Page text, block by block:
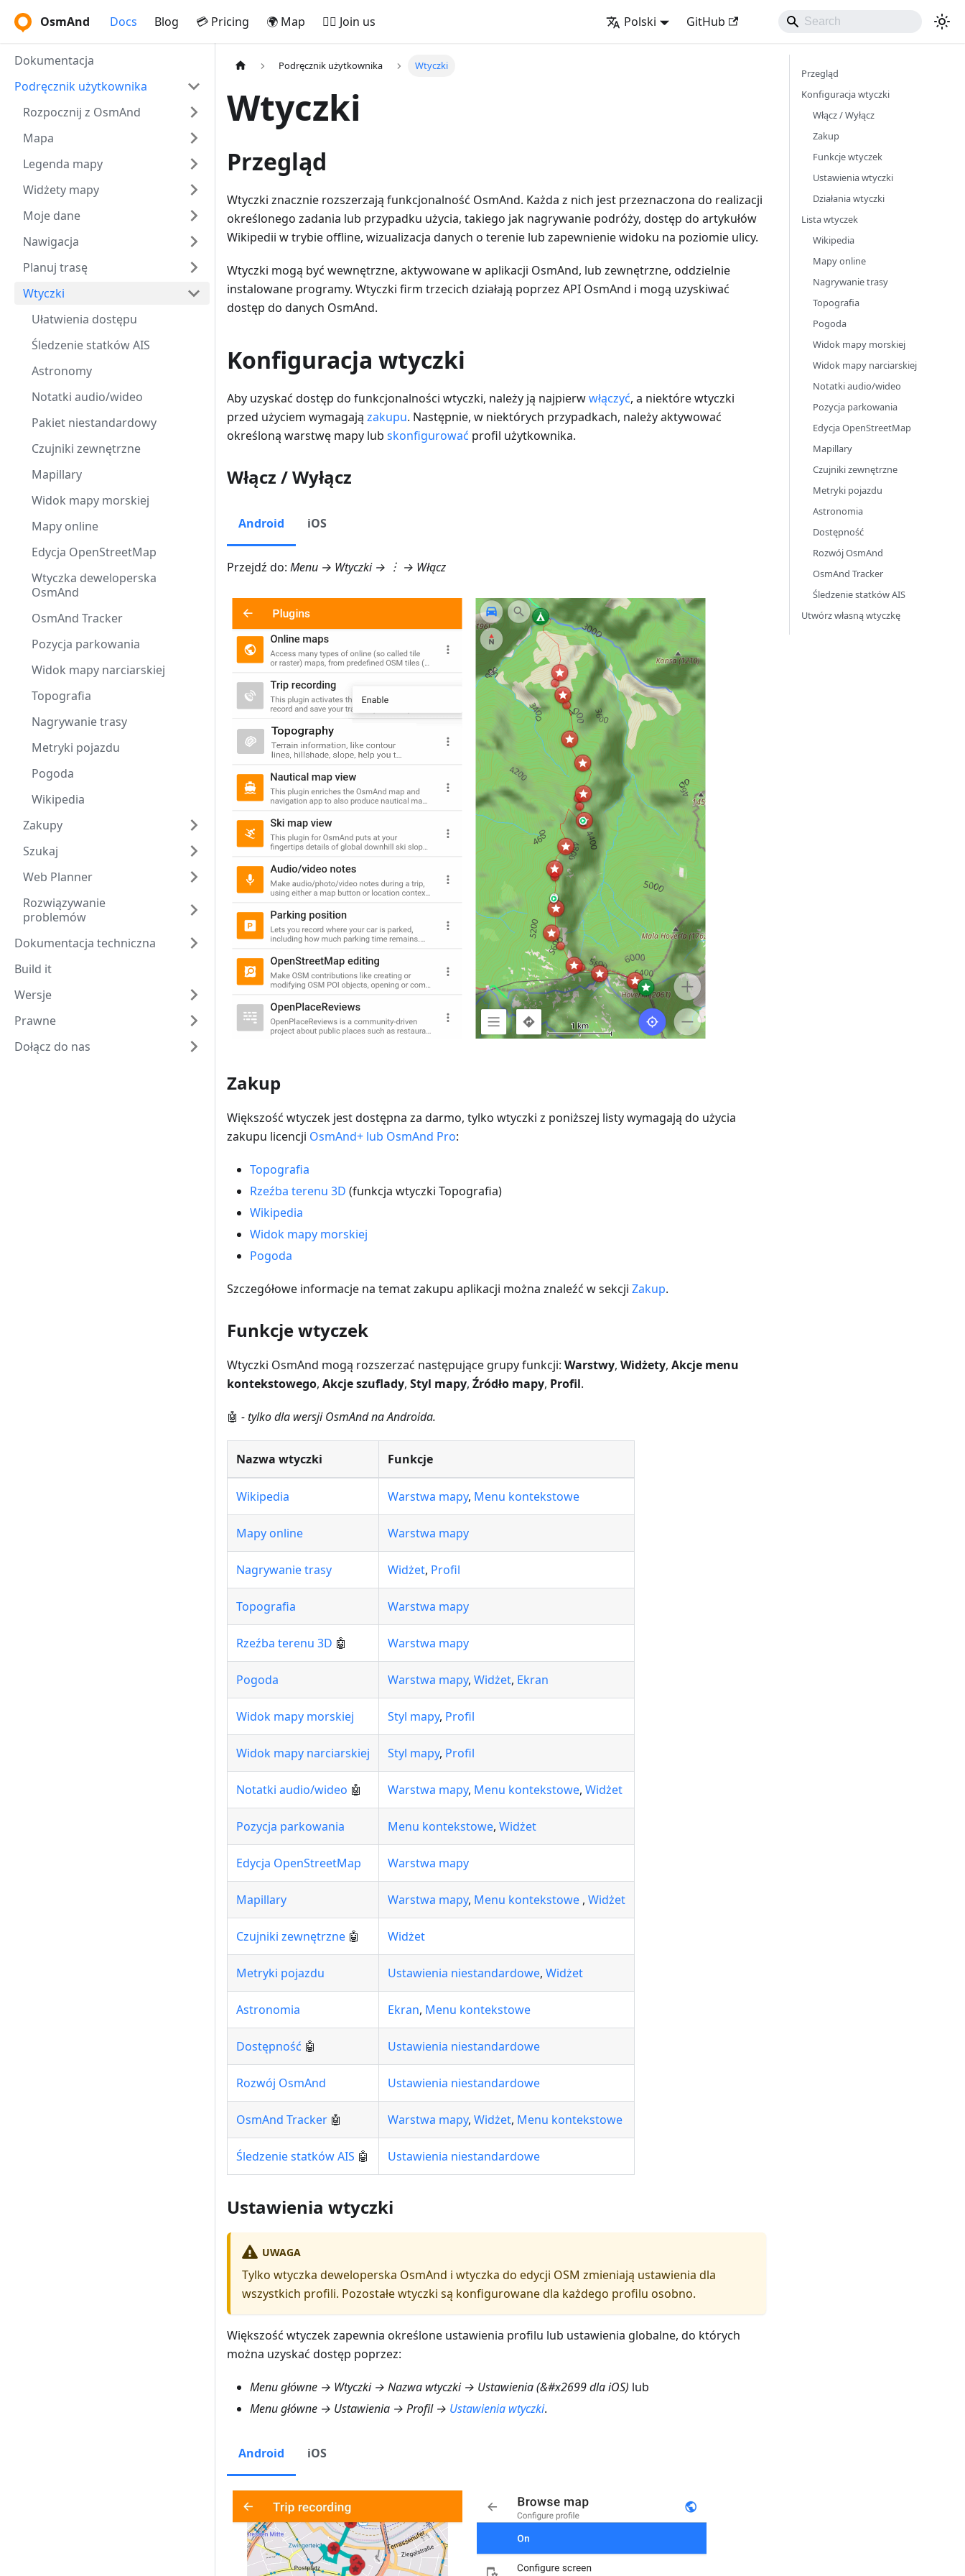
OsmAnd Docs Blog 💳 Pricing 🌍 Map 🚵‍♂️ Join us Polski GitHub
Dokumentacja
Podręcznik użytkownika
Rozpocznij z OsmAnd
Mapa
Legenda mapy
Widżety mapy
Moje dane
Nawigacja
Planuj trasę
Wtyczki
Ułatwienia dostępu
Śledzenie statków AIS
Astronomy
Notatki audio/wideo
Pakiet niestandardowy
Czujniki zewnętrzne
Mapillary
Widok mapy morskiej
Mapy online
Edycja OpenStreetMap
Wtyczka deweloperska
OsmAnd
OsmAnd Tracker
Pozycja parkowania
Widok mapy narciarskiej
Topografia
Nagrywanie trasy
Metryki pojazdu
Pogoda
Wikipedia
Zakupy
Szukaj
Web Planner
Rozwiązywanie
problemów
Dokumentacja techniczna
Build it
Wersje
Prawne
Dołącz do nas
Podręcznik użytkownika Wtyczki
Wtyczki
Przegląd
Wtyczki znacznie rozszerzają funkcjonalność OsmAnd. Każda z nich jest przeznaczona do realizacji
określonego zadania lub przypadku użycia, takiego jak nagrywanie podróży, dostęp do artykułów
Wikipedii w trybie offline, wizualizacja danych o terenie lub zapewnienie widoku na poziomie ulicy.
Wtyczki mogą być wewnętrzne, aktywowane w aplikacji OsmAnd, lub zewnętrzne, oddzielnie
instalowane programy. Wtyczki firm trzecich działają poprzez API OsmAnd i mogą uzyskiwać
dostęp do danych OsmAnd.
Konfiguracja wtyczki
Aby uzyskać dostęp do funkcjonalności wtyczki, należy ją najpierwwłączyć, a niektóre wtyczki
przed użyciem wymagają zakupu. Następnie, w niektórych przypadkach, należy aktywować
określoną warstwę mapy lub skonfigurować profil użytkownika.
Włącz / Wyłącz
Android iOS
Przejdź do: Menu → Wtyczki→ ︙ → Włącz
Zakup
Większość wtyczek jest dostępna za darmo, tylko wtyczki z poniższej listy wymagają do użycia
zakupu licencji OsmAnd+ lub OsmAnd Pro:
Topografia
Rzeźba terenu 3D (funkcja wtyczki Topografia)
Wikipedia
Widok mapy morskiej
Pogoda
Szczegółowe informacje na temat zakupu aplikacji można znaleźć w sekcji Zakup.
Funkcje wtyczek
Wtyczki OsmAnd mogą rozszerzać następujące grupy funkcji: Warstwy, Widżety, Akcje menu
kontekstowego, Akcje szuflady, Styl mapy, Źródło mapy, Profil.
🤖 - tylko dla wersji OsmAnd na Androida.
Nazwa wtyczki Funkcje
Wikipedia Warstwa mapy, Menu kontekstowe
Mapy online Warstwa mapy
Nagrywanie trasy Widżet, Profil
Topografia Warstwa mapy
Rzeźba terenu 3D 🤖 Warstwa mapy
Pogoda Warstwa mapy, Widżet, Ekran
Widok mapy morskiej Styl mapy, Profil
Widok mapy narciarskiej Styl mapy, Profil
Notatki audio/wideo 🤖 Warstwa mapy, Menu kontekstowe, Widżet
Pozycja parkowania Menu kontekstowe, Widżet
Edycja OpenStreetMap Warstwa mapy
Mapillary Warstwa mapy, Menu kontekstowe , Widżet
Czujniki zewnętrzne 🤖 Widżet
Metryki pojazdu Ustawienia niestandardowe, Widżet
Astronomia Ekran, Menu kontekstowe
Dostępność 🤖 Ustawienia niestandardowe
Rozwój OsmAnd Ustawienia niestandardowe
OsmAnd Tracker 🤖 Warstwa mapy, Widżet, Menu kontekstowe
Śledzenie statków AIS 🤖 Ustawienia niestandardowe
Ustawienia wtyczki
UWAGA
Tylko wtyczka deweloperska OsmAnd i wtyczka do edycji OSM zmieniają ustawienia dla
wszystkich profili. Pozostałe wtyczki są konfigurowane dla każdego profilu osobno.
Większość wtyczek zapewnia określone ustawienia profilu lub ustawienia globalne, do których
można uzyskać dostęp poprzez:
Menu główne → Wtyczki → Nazwa wtyczki → Ustawienia (&#x2699 dla iOS) lub
Menu główne → Ustawienia → Profil → Ustawienia wtyczki.
Android iOS
Przegląd
Konfiguracja wtyczki
Włącz / Wyłącz
Zakup
Funkcje wtyczek
Ustawienia wtyczki
Działania wtyczki
Lista wtyczek
Wikipedia
Mapy online
Nagrywanie trasy
Topografia
Pogoda
Widok mapy morskiej
Widok mapy narciarskiej
Notatki audio/wideo
Pozycja parkowania
Edycja OpenStreetMap
Mapillary
Czujniki zewnętrzne
Metryki pojazdu
Astronomia
Dostępność
Rozwój OsmAnd
OsmAnd Tracker
Śledzenie statków AIS
Utwórz własną wtyczkę